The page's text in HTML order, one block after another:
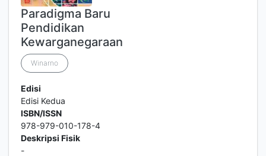
Paradigma Baru
Pendidikan
Kewarganegaraan
Winarno
Edisi
Edisi Kedua
ISBN/ISSN
978-979-010-178-4
Deskripsi Fisik
-